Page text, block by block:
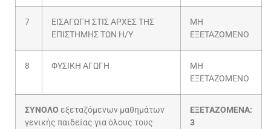
7
ΕΙΣΑΓΩΓΗ ΣΤΙΣ ΑΡΧΕΣ ΤΗΣ
ΕΠΙΣΤΗΜΗΣ ΤΩΝ Η/Υ
ΜΗ
ΕΞΕΤΑΖΟΜΕΝΟ
8 ΦΥΣΙΚΗ ΑΓΩΓΗ
ΜΗ
ΕΞΕΤΑΖΟΜΕΝΟ
ΣΥΝΟΛΟ εξεταζόμενων μαθημάτων
γενικής παιδείας για όλους τους
ΕΞΕΤΑΖΟΜΕΝΑ:
3